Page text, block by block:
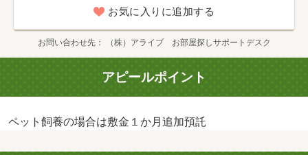
お気に入りに追加する
お問い合わせ先 （株）アライブ お部屋探しサポートデスク
アピールポイント
ペット飼養の場合は敷金１か月追加預託